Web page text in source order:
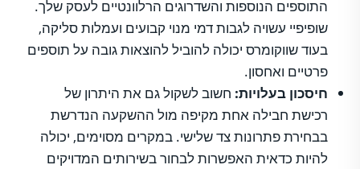
התוספים הנוספות והשדרוגים הרלוונטיים לעסק שלך.
שופיפיי עשויה לגבות דמי מנוי קבועים ועמלות סליקה,
בעוד שווקומרס יכולה להוביל להוצאות גובה על תוספים
פרטיים ואחסון.
חיסכון בעלויות: חשוב לשקול גם את היתרון של
רכישת חבילה אחת מקיפה מול ההשקעה הנדרשת
בבחירת פתרונות צד שלישי. במקרים מסוימים, יכולה
להיות כדאית האפשרות לבחור בשירותים המדויקים